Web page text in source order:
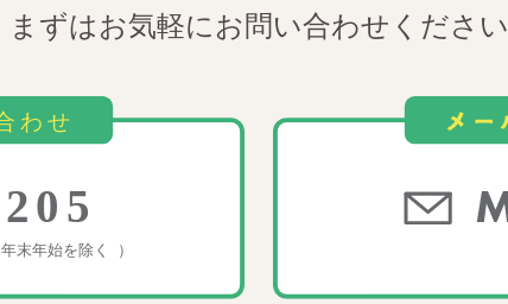
まずはお気軽にお問い合わせください